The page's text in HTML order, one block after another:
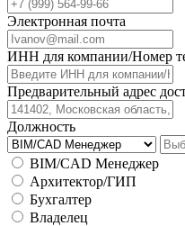
Электронная почта
ИНН для компании/Номер
Предварительный адрес
Должность
BIM/CAD Менеджер
Архитектор/ГИП
Бухгалтер
Владелец